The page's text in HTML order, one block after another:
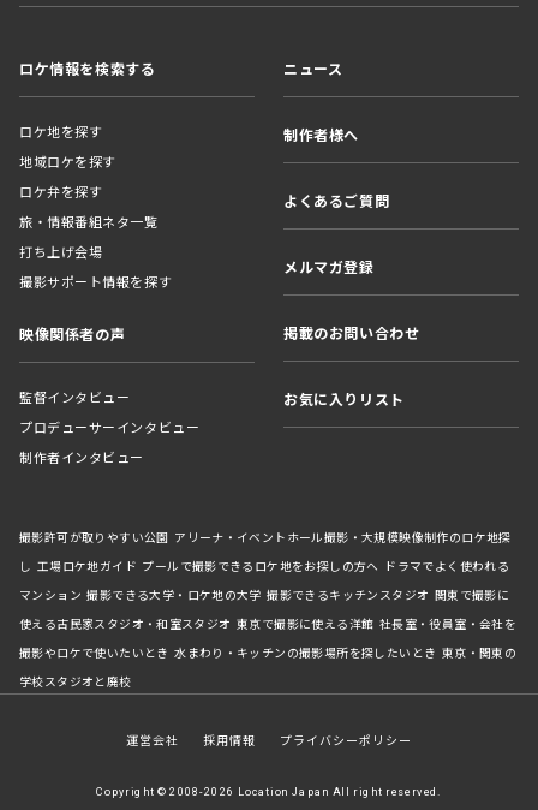
ロケ情報を検索する
ロケ地を探す
地域ロケを探す
ロケ弁を探す
旅・情報番組ネタ一覧
打ち上げ会場
撮影サポート情報を探す
映像関係者の声
監督インタビュー
プロデューサーインタビュー
制作者インタビュー
ニュース
制作者様へ
よくあるご質問
メルマガ登録
掲載のお問い合わせ
お気に入りリスト
撮影許可が取りやすい公園 アリーナ・イベントホール撮影・大規模映像制作のロケ地探
し 工場ロケ地ガイド プールで撮影できるロケ地をお探しの方へ ドラマでよく使われる
マンション 撮影できる大学・ロケ地の大学 撮影できるキッチンスタジオ 関東で撮影に
使える古民家スタジオ・和室スタジオ 東京で撮影に使える洋館 社長室・役員室・会社を
撮影やロケで使いたいとき 水まわり・キッチンの撮影場所を探したいとき 東京・関東の
学校スタジオと廃校
運営会社 採用情報 プライバシーポリシー
Copyright © 2008-2026 Location Japan All right reserved.